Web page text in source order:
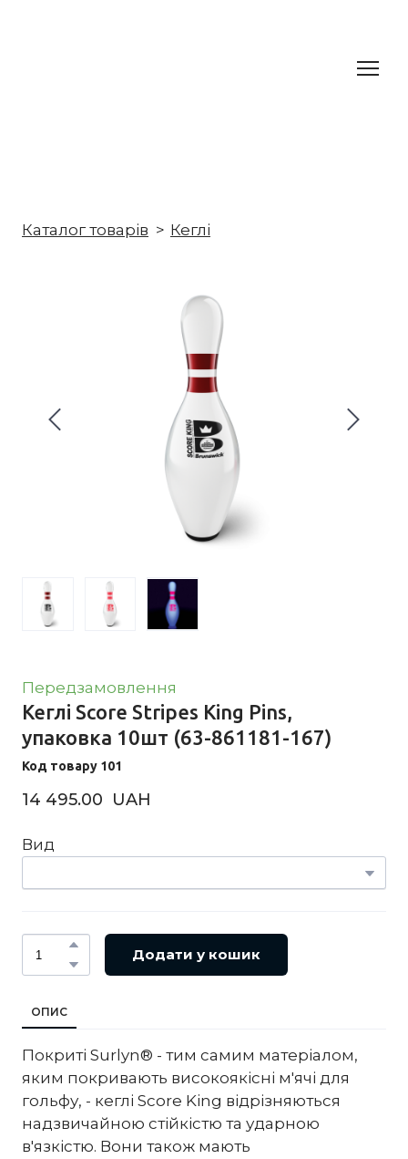
Каталог товарів Кеглі
Передзамовлення
Кеглі Score Stripes King Pins,
упаковка 10шт (63-861181-167)
Код товару 101
14 495.00  UAH
Вид
Додати у кошик
ОПИС
Покриті Surlyn® - тим самим матеріалом,
яким покривають високоякісні м'ячі для
гольфу, - кеглі Score King відрізняються
надзвичайною стійкістю та ударною
в'язкістю. Вони також мають